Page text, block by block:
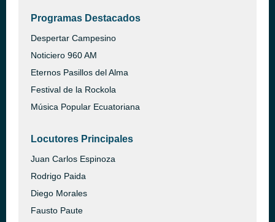
Programas Destacados
Despertar Campesino
Noticiero 960 AM
Eternos Pasillos del Alma
Festival de la Rockola
Música Popular Ecuatoriana
Locutores Principales
Juan Carlos Espinoza
Rodrigo Paida
Diego Morales
Fausto Paute